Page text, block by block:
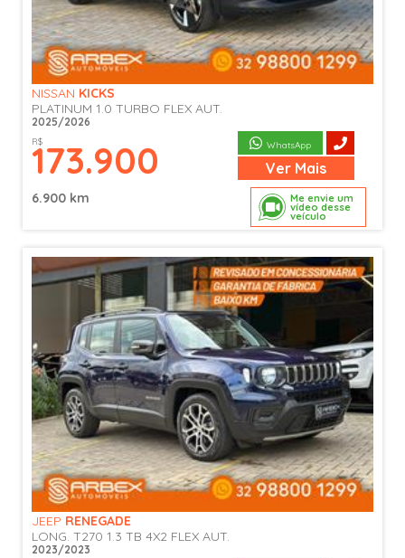
Me envie um
vídeo desse
veículo
NISSAN KICKS
PLATINUM 1.0 TURBO FLEX AUT.
2025/2026
R$
173.900 WhatsApp
Ver Mais
6.900 km
JEEP RENEGADE
LONG. T270 1.3 TB 4X2 FLEX AUT.
2023/2023